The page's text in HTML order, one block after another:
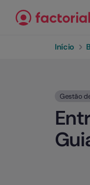
Início
Gestão